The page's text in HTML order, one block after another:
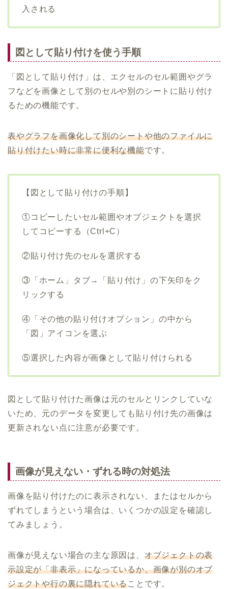
入される
図として貼り付けを使う手順
「図として貼り付け」は、エクセルのセル範囲やグラ
フなどを画像として別のセルや別のシートに貼り付け
るための機能です。
表やグラフを画像化して別のシートや他のファイルに
貼り付けたい時に非常に便利な機能です。
【図として貼り付けの手順】
①コピーしたいセル範囲やオブジェクトを選択
してコピーする（Ctrl+C）
②貼り付け先のセルを選択する
③「ホーム」タブ→「貼り付け」の下矢印をク
リックする
④「その他の貼り付けオプション」の中から
「図」アイコンを選ぶ
⑤選択した内容が画像として貼り付けられる
図として貼り付けた画像は元のセルとリンクしていな
いため、元のデータを変更しても貼り付け先の画像は
更新されない点に注意が必要です。
画像が見えない・ずれる時の対処法
画像を貼り付けたのに表示されない、またはセルから
ずれてしまうという場合は、いくつかの設定を確認し
てみましょう。
画像が見えない場合の主な原因は、 オブジェクトの表
示設定が「非表示」になっているか、画像が別のオブ
ジェクトや行の裏に隠れていることです。